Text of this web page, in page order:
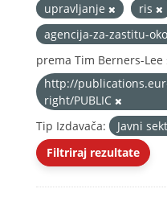
upravljanje
ris
agencija-za-zastitu-
prema Tim Berners-Lee
http://
right/PUBLIC
Tip Izdavača:
Javni
Filtriraj rezultate